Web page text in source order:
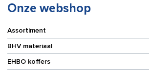
Onze webshop
Assortiment
BHV materiaal
EHBO koffers